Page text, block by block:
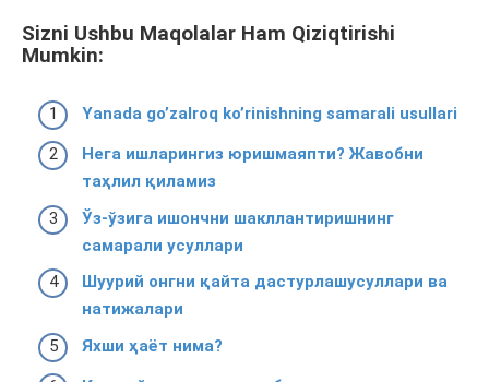
Sizni Ushbu Maqolalar Ham Qiziqtirishi
Mumkin:
Yanada go’zalroq ko’rinishning samarali usullari
Нега ишларингиз юришмаяпти? Жавобни
таҳлил қиламиз
Ўз-ўзига ишончни шакллантиришнинг
самарали усуллари
Шуурий онгни қайта дастурлашусуллари ва
натижалари
Яхши ҳаёт нима?